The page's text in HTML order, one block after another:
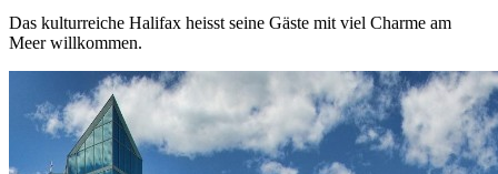
Das kulturreiche Halifax heisst seine Gäste mit viel Charme am
Meer willkommen.